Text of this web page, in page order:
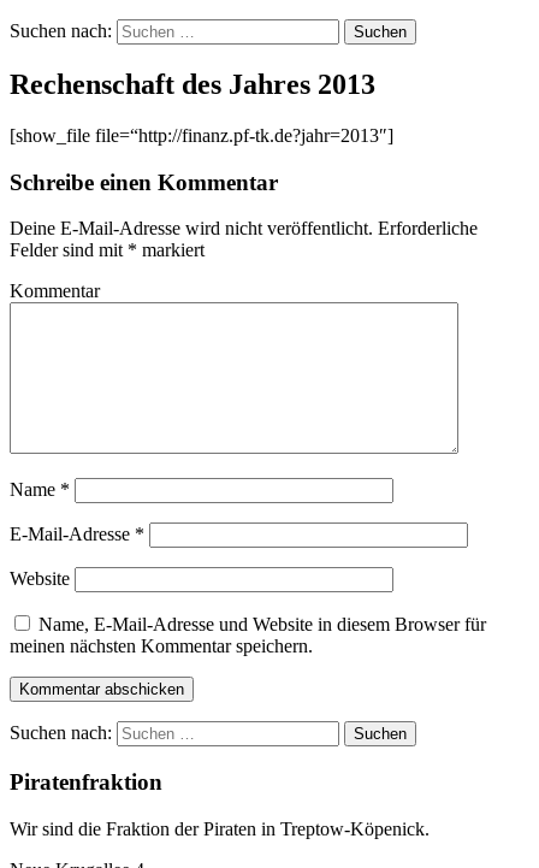
Suchen nach:
Rechenschaft des Jahres 2013
[show_file file=“http://finanz.pf-tk.de?jahr=2013″]
Schreibe einen Kommentar
Deine E-Mail-Adresse wird nicht veröffentlicht. Erforderliche
Felder sind mit * markiert
Kommentar
Name *
E-Mail-Adresse *
Website
Name, E-Mail-Adresse und Website in diesem Browser für
meinen nächsten Kommentar speichern.
Suchen nach:
Piratenfraktion
Wir sind die Fraktion der Piraten in Treptow-Köpenick.